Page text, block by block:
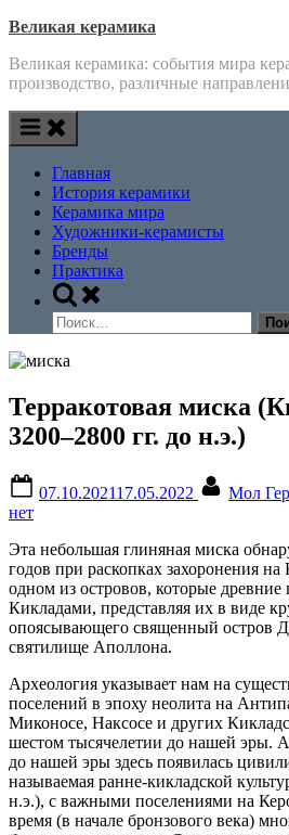
Skip
content
Великая керамика
Великая керамика: события мира
производство, различные
Главная
История керамики
Керамика мира
Художники-керамисты
Бренды
Практика
Toggle
search
form
Найти:
Терракотовая миска
3200–2800 гг. до н.э.)
on
07.10.202117.05.2022 Мол
нет
Эта небольшая глиняная миска
годов при раскопках захоронения
одном из островов, которые древние
Кикладами, представляя их в виде
опоясывающего священный остров
святилище Аполлона.
Археология указывает нам на
поселений в эпоху неолита на
Миконосе, Наксосе и других
шестом тысячелетии до нашей эры. А
до нашей эры здесь появилась
называемая ранне-кикладской
н.э.), с важными поселениями на
время (в начале бронзового века)